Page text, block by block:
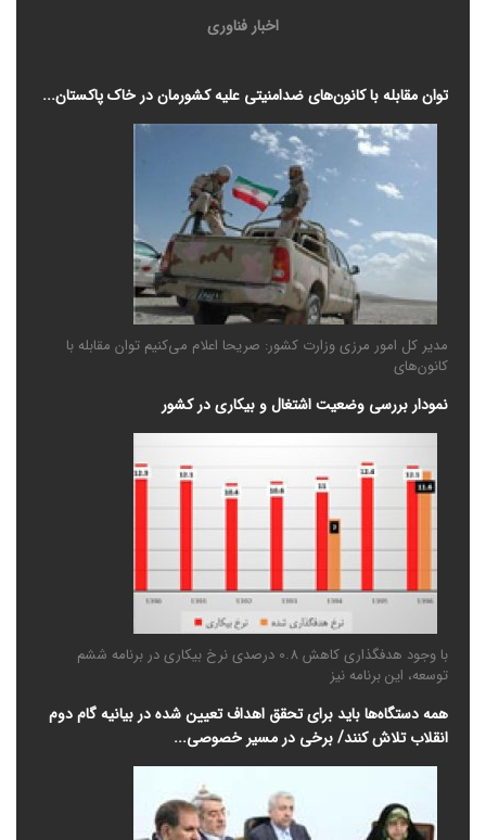
اخبار فناوری
توان مقابله با کانون‌های ضدامنیتی علیه کشورمان در خاک پاکستان...
مدیر کل امور مرزی وزارت کشور: صریحا اعلام می‌کنیم توان مقابله با
کانون‌های
نمودار بررسی وضعیت اشتغال و بیکاری در کشور
با وجود هدفگذاری کاهش 0.8 درصدی نرخ بیکاری در برنامه ششم
توسعه، این برنامه نیز
همه دستگاه‌ها باید برای تحقق اهداف تعیین شده در بیانیه گام دوم
انقلاب تلاش کنند/ برخی در مسیر خصوصی‌...